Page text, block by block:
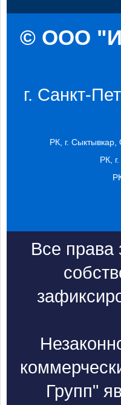
© ООО
г. Санкт-
РК, г.
РК,
Все права
Групп"